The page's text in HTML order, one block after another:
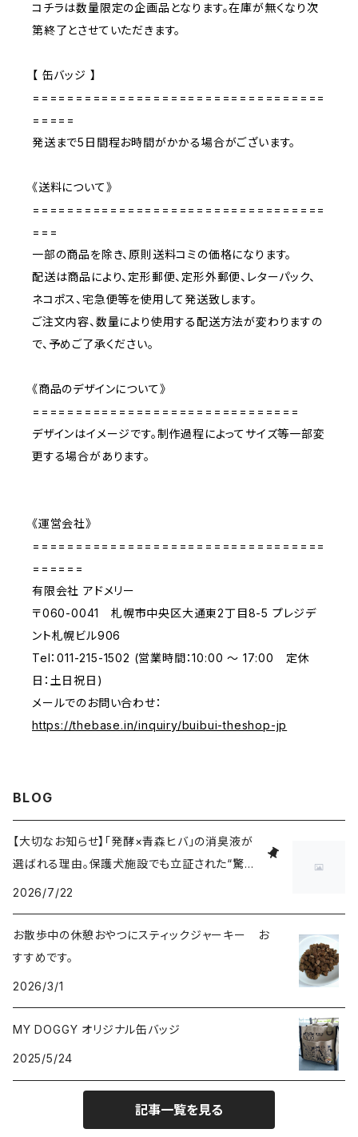
コチラは数量限定の企画品となります。在庫が無くなり次
第終了とさせていただきます。
【 缶バッジ 】
==================================
=====
発送まで5日間程お時間がかかる場合がございます。
《送料について》
==================================
===
一部の商品を除き、原則送料コミの価格になります。
配送は商品により、定形郵便、定形外郵便、レターパック、
ネコポス、宅急便等を使用して発送致します。
ご注文内容、数量により使用する配送方法が変わりますの
で、予めご了承ください。
《商品のデザインについて》
===============================
デザインはイメージです。制作過程によってサイズ等一部変
更する場合があります。
《運営会社》
==================================
======
有限会社 アドメリー
〒060-0041 札幌市中央区大通東2丁目8-5 プレジデ
ント札幌ビル906
Tel：011-215-1502 (営業時間：10:00 ～ 17:00 定休
日：土日祝日)
メールでのお問い合わせ：
https://thebase.in/inquiry/buibui-theshop-jp
BLOG
【大切なお知らせ】「発酵×青森ヒバ」の消臭液が
選ばれる理由。保護犬施設でも立証された“驚き
の消臭・抗
2026/7/22
お散歩中の休憩おやつにスティックジャーキー お
すすめです。
2026/3/1
MY DOGGY オリジナル缶バッジ
2025/5/24
記事一覧を見る